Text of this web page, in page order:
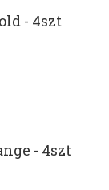
- 4szt
- 4szt